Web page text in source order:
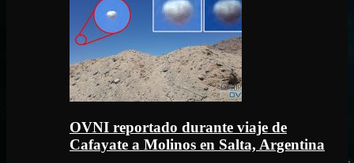
OVNI reportado durante viaje de
Cafayate a Molinos en Salta, Argentina